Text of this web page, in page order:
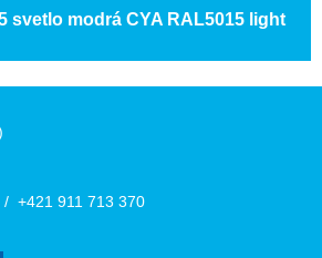
svetlo modrá CYA RAL5015 light
+421 911 713 370